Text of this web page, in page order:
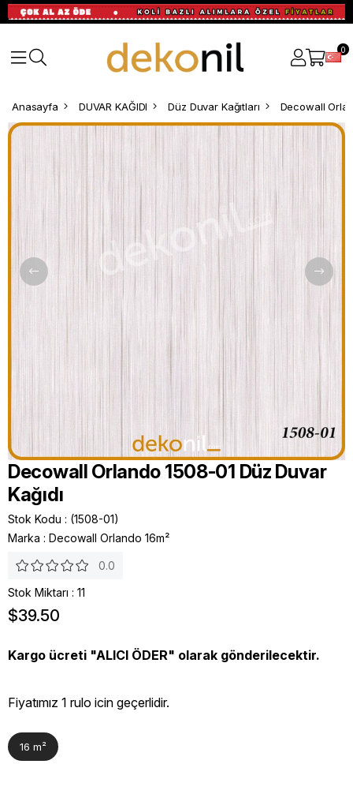
0
Anasayfa DUVAR KAĞIDI Düz Duvar Kağıtları Decowall
Decowall Orlando 1508-01 Düz Duvar
Kağıdı
Stok Kodu
(1508-01)
Marka : Decowall Orlando 16m²
0.0
Stok Miktarı : 11
$39.50
Kargo ücreti "ALICI ÖDER" olarak gönderilecektir.
Fiyatımız 1 rulo icin geçerlidir.
16 m²